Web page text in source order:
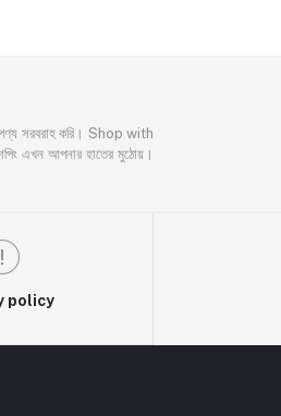
সরবরাহ করি। Shop with
আপনার হাতের মুঠোয়।
policy